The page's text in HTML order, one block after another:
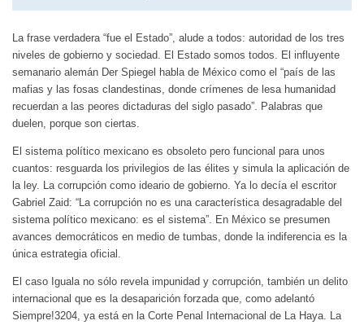
La frase verdadera “fue el Estado”, alude a todos: autoridad de los tres
niveles de gobierno y sociedad. El Estado somos todos. El influyente
semanario alemán Der Spiegel habla de México como el “país de las
mafias y las fosas clandestinas, donde crímenes de lesa humanidad
recuerdan a las peores dictaduras del siglo pasado”. Palabras que
duelen, porque son ciertas.
El sistema político mexicano es obsoleto pero funcional para unos
cuantos: resguarda los privilegios de las élites y simula la aplicación de
la ley. La corrupción como ideario de gobierno. Ya lo decía el escritor
Gabriel Zaid: “La corrupción no es una característica desagradable del
sistema político mexicano: es el sistema”. En México se presumen
avances democráticos en medio de tumbas, donde la indiferencia es la
única estrategia oficial.
El caso Iguala no sólo revela impunidad y corrupción, también un delito
internacional que es la desaparición forzada que, como adelantó
Siempre!3204, ya está en la Corte Penal Internacional de La Haya. La